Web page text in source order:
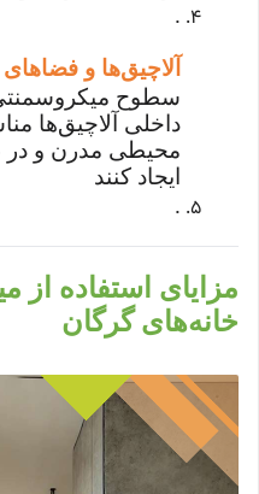
.
آلاچیق‌ها و
سطوح
داخلی آلاچیق‌ها
محیطی مدرن و
ایجاد کنند
.
مزایای استفاده از
خانه‌های گرگان